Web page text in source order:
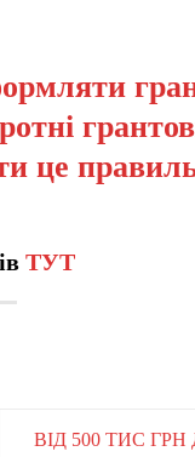
це
ТУТ
ВІД 500 ТИС